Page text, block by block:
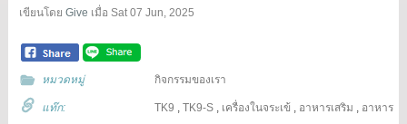
เขียนโดย Give เมื่อ Sat 07 Jun, 2025
หมวดหมู่ กิจกรรมของเรา
แท๊ก: TK9 ,TK9-S , เครื่องในจระเข้ , อาหารเสริม , อาหาร